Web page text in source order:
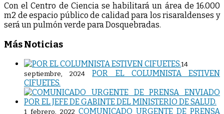
Con el Centro de Ciencia se habilitará un área de 16.000
m2 de espacio público de calidad para los risaraldenses y
será un pulmón verde para Dosquebradas.
Más Noticias
14
septiembre, 2024
POR EL COLUMNISTA ESTIVEN
CIFUETES.
1 febrero, 2022 COMUNICADO URGENTE DE PRENSA